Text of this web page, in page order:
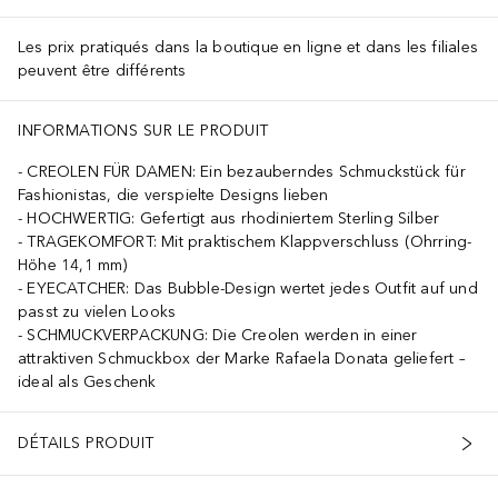
Les prix pratiqués dans la boutique en ligne et dans les filiales
peuvent être différents
INFORMATIONS SUR LE PRODUIT
CREOLEN FÜR DAMEN: Ein bezauberndes Schmuckstück für
Fashionistas, die verspielte Designs lieben
HOCHWERTIG: Gefertigt aus rhodiniertem Sterling Silber
TRAGEKOMFORT: Mit praktischem Klappverschluss (Ohrring-
Höhe 14,1 mm)
EYECATCHER: Das Bubble-Design wertet jedes Outfit auf und
passt zu vielen Looks
SCHMUCKVERPACKUNG: Die Creolen werden in einer
attraktiven Schmuckbox der Marke Rafaela Donata geliefert –
ideal als Geschenk
DÉTAILS PRODUIT